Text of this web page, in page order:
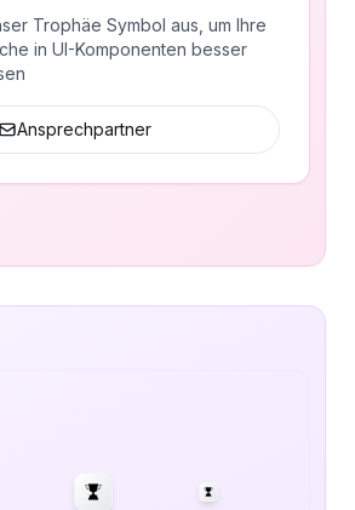
Trophäe Symbol aus, um Ihre
in UI-Komponenten besser
Ansprechpartner